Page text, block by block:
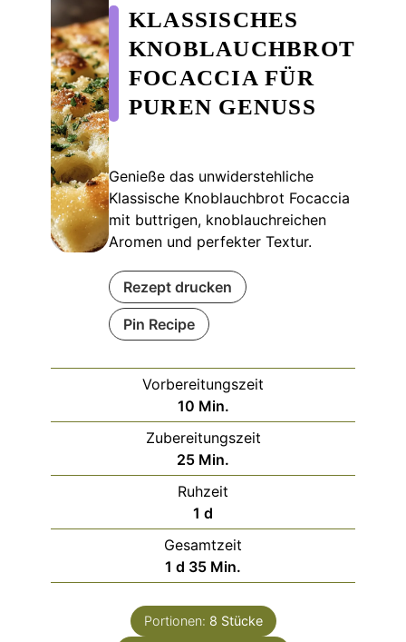
KLASSISCHES
KNOBLAUCHBROT
FOCACCIA FÜR
PUREN GENUSS
Genieße das unwiderstehliche
Klassische Knoblauchbrot Focaccia
mit buttrigen, knoblauchreichen
Aromen und perfekter Textur.
Rezept drucken
Pin Recipe
Vorbereitungszeit
10Minuten
Min.
Zubereitungszeit
25Minuten
Min.
Ruhzeit
1 day
d
Gesamtzeit
1 day
d 35Minuten
Min.
Portionen: 8 Stücke